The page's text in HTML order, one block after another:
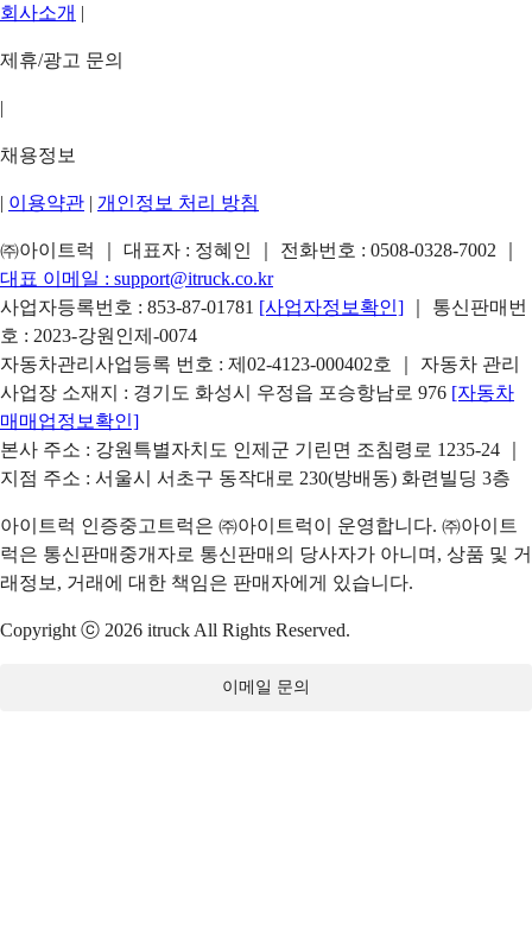
회사소개 |
제휴/광고 문의
|
채용정보
| 이용약관 | 개인정보 처리 방침
㈜아이트럭 ｜ 대표자 : 정혜인 ｜ 전화번호 : 0508-0328-7002
대표 이메일 : support@itruck.co.kr
사업자등록번호 : 853-87-01781 [사업자정보확인]
｜ 통신판매번
호 : 2023-강원인제-0074
자동차관리사업등록 번호 : 제02-4123-000402호 ｜ 자동차 관리
사업장 소재지 : 경기도 화성시 우정읍 포승항남로 976 [자동차
매매업정보확인]
본사 주소 : 강원특별자치도 인제군 기린면 조침령로 1235-24 ｜
지점 주소 : 서울시 서초구 동작대로 230(방배동) 화련빌딩 3층
아이트럭 인증중고트럭은 ㈜아이트럭이 운영합니다. ㈜아이트
럭은 통신판매중개자로 통신판매의 당사자가 아니며, 상품 및 거
래정보, 거래에 대한 책임은 판매자에게 있습니다.
Copyright ⓒ 2026 itruck All Rights Reserved.
이메일 문의